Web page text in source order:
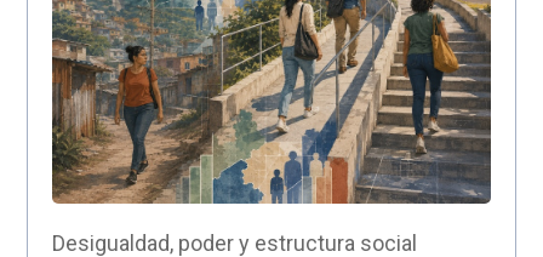
Desigualdad, poder y estructura social